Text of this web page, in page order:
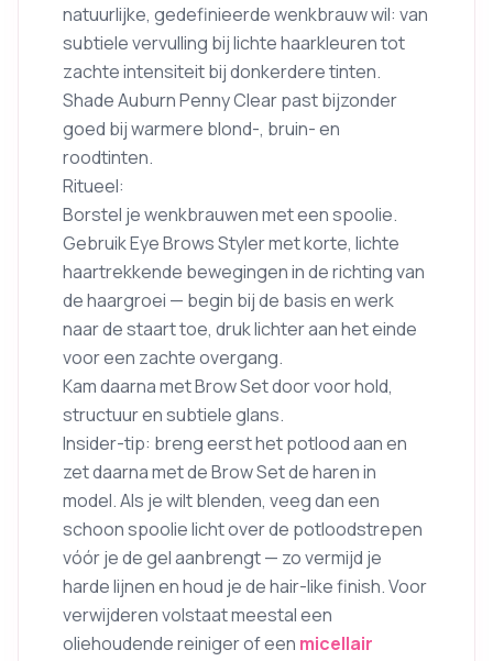
natuurlijke, gedefinieerde wenkbrauw wil: van
subtiele vervulling bij lichte haarkleuren tot
zachte intensiteit bij donkerdere tinten.
Shade Auburn Penny Clear past bijzonder
goed bij warmere blond-, bruin- en
roodtinten.
Ritueel:
Borstel je wenkbrauwen met een spoolie.
Gebruik Eye Brows Styler met korte, lichte
haartrekkende bewegingen in de richting van
de haargroei — begin bij de basis en werk
naar de staart toe, druk lichter aan het einde
voor een zachte overgang.
Kam daarna met Brow Set door voor hold,
structuur en subtiele glans.
Insider-tip: breng eerst het potlood aan en
zet daarna met de Brow Set de haren in
model. Als je wilt blenden, veeg dan een
schoon spoolie licht over de potloodstrepen
vóór je de gel aanbrengt — zo vermijd je
harde lijnen en houd je de hair-like finish. Voor
verwijderen volstaat meestal een
oliehoudende reiniger of een micellair